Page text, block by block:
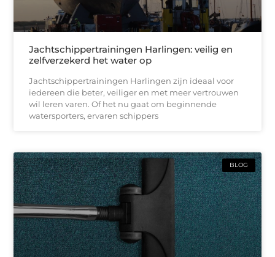
Jachtschippertrainingen Harlingen: veilig en
zelfverzekerd het water op
Jachtschippertrainingen Harlingen zijn ideaal voor
iedereen die beter, veiliger en met meer vertrouwen
wil leren varen. Of het nu gaat om beginnende
watersporters, ervaren schippers
BLOG